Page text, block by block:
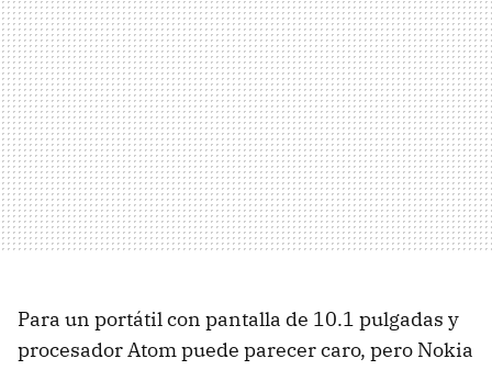
Para un portátil con pantalla de 10.1 pulgadas y
procesador Atom puede parecer caro, pero Nokia